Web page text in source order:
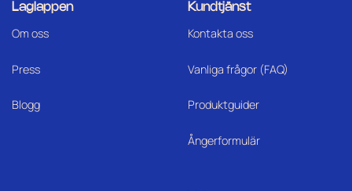
Laglappen
Om oss
Press
Blogg
Kundtjänst
Kontakta oss
Vanliga frågor (FAQ)
Produktguider
Ångerformulär